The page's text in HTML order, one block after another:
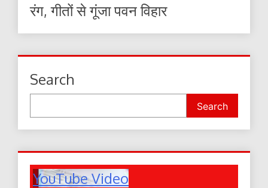
रंग, गीतों से गूंजा पवन विहार
Search
Search
YouTube Video